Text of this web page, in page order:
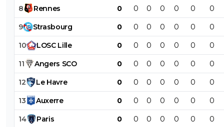
8 Rennes 0 0 0 0 0 0 0
9 Strasbourg 0 0 0 0 0 0 0
10 LOSC Lille 0 0 0 0 0 0 0
11 Angers SCO 0 0 0 0 0 0 0
12 Le Havre 0 0 0 0 0 0 0
13 Auxerre 0 0 0 0 0 0 0
14 Paris 0 0 0 0 0 0 0